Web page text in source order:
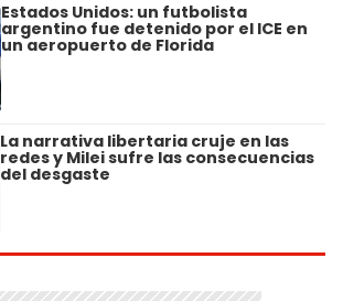
Estados Unidos: un futbolista
argentino fue detenido por el ICE en
un aeropuerto de Florida
La narrativa libertaria cruje en las
redes y Milei sufre las consecuencias
del desgaste